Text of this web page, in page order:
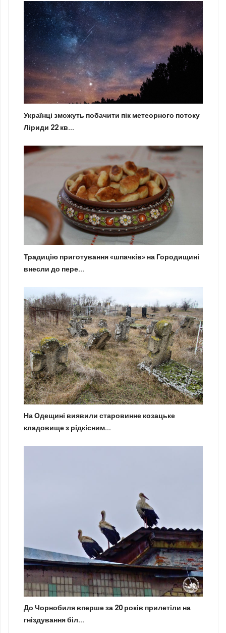
Українці зможуть побачити пік метеорного потоку
Ліриди 22 кв...
Традицію приготування «шпачків» на Городищині
внесли до пере...
На Одещині виявили старовинне козацьке
кладовище з рідкісним...
До Чорнобиля вперше за 20 років прилетіли на
гніздування біл...